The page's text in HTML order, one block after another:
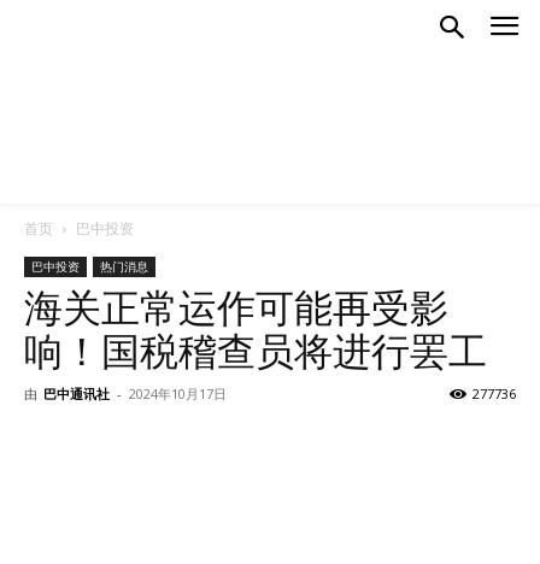
首页 巴中投资
巴中投资 热门消息
海关正常运作可能再受影
响！国税稽查员将进行罢工
由 巴中通讯社 - 2024年10月17日 277736